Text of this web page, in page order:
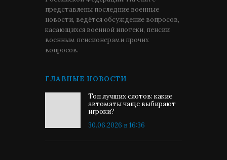
представлены последние военные
новости, ведётся обсуждение вопросов,
касающихся военной ипотеки, пенсии
военным пенсионерами прочих
вопросов.
ГЛАВНЫЕ НОВОСТИ
Топ лучших слотов: какие
автоматы чаще выбирают
игроки?
30.06.2026 в 16:36